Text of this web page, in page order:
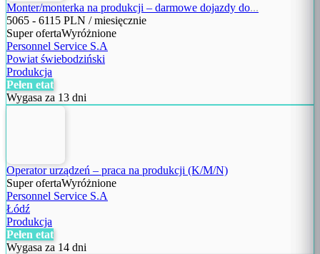
Monter/monterka na produkcji – darmowe dojazdy do...
5065 - 6115 PLN / miesięcznie
Super ofertaWyróżnione
Personnel Service S.A
Powiat świebodziński
Produkcja
Pełen etat
Wygasa za 13 dni
Operator urządzeń – praca na produkcji (K/M/N)
Super ofertaWyróżnione
Personnel Service S.A
Łódź
Produkcja
Pełen etat
Wygasa za 14 dni